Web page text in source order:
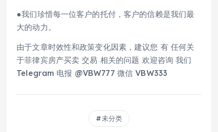
●我们珍惜每一位客户的托付，客户的信赖是我们最
大的动力。
由于文章时效性和政策变化因素，建议您 有 任何关
于菲律宾房产买卖 交易 相关的问题 欢迎咨询 我们
Telegram 电报 @VBW777 微信 VBW333
未分类